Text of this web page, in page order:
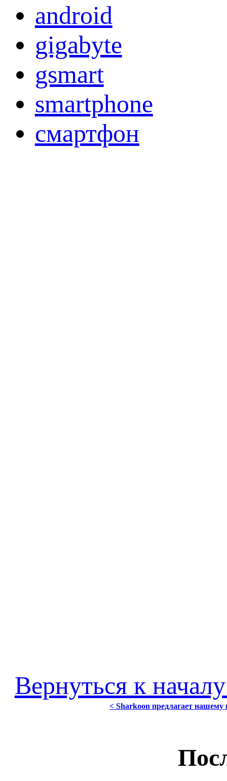
android
gigabyte
gsmart
smartphone
смартфон
Вернуться к
< Sharkoon предлагает